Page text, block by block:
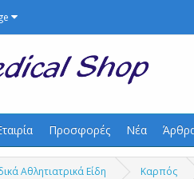
Προσφορές Νέα
Αθλητιατρικά Είδη Καρπός